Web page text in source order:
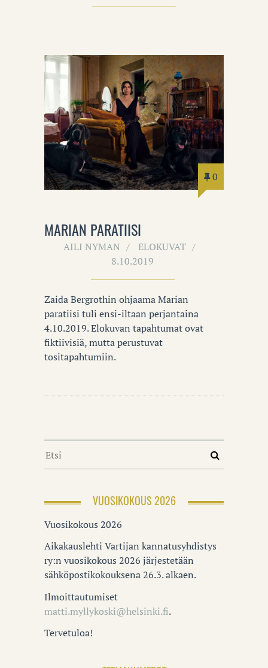
0
MARIAN PARATIISI
AILI NYMAN
ELOKUVAT
8.10.2019
Zaida Bergrothin ohjaama Marian
paratiisi tuli ensi-iltaan perjantaina
4.10.2019. Elokuvan tapahtumat ovat
fiktiivisiä, mutta perustuvat
tositapahtumiin.
VUOSIKOKOUS 2026
Vuosikokous 2026
Aikakauslehti Vartijan kannatusyhdistys
ry:n vuosikokous 2026 järjestetään
sähköpostikokouksena 26.3. alkaen.
Ilmoittautumiset
matti.myllykoski@helsinki.fi.
Tervetuloa!